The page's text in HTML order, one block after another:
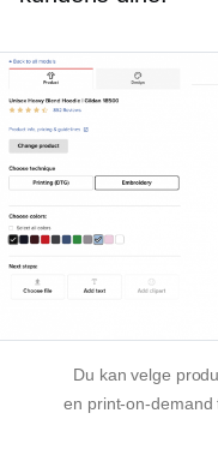
Du kan velge
en print-on-demand